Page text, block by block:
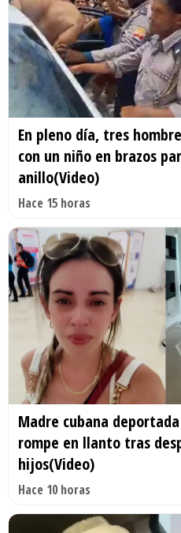
En pleno día, tres
con un niño en brazos
anillo(Video)
Hace 15 horas
Madre cubana deportada
rompe en llanto tras
hijos(Video)
Hace 10 horas